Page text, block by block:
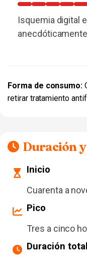
Isquemia digital
Forma de consumo:
retirar tratamiento
Duración
Inicio
Cuarenta a
Pico
Tres a cinco
Duración total